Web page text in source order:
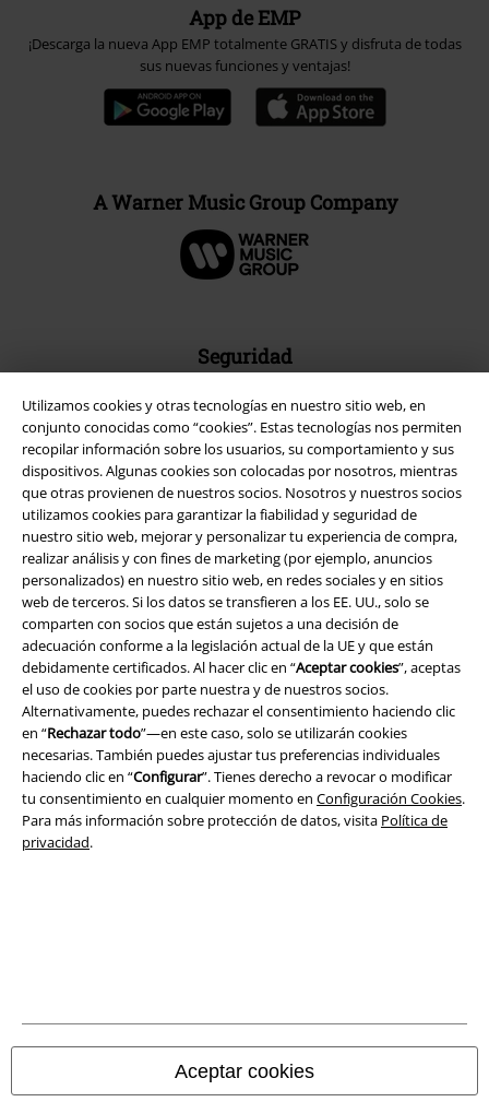
Utilizamos cookies y otras tecnologías en nuestro sitio web, en
conjunto conocidas como “cookies”. Estas tecnologías nos permiten
recopilar información sobre los usuarios, su comportamiento y sus
dispositivos. Algunas cookies son colocadas por nosotros, mientras
que otras provienen de nuestros socios. Nosotros y nuestros socios
utilizamos cookies para garantizar la fiabilidad y seguridad de
nuestro sitio web, mejorar y personalizar tu experiencia de compra,
realizar análisis y con fines de marketing (por ejemplo, anuncios
personalizados) en nuestro sitio web, en redes sociales y en sitios
web de terceros. Si los datos se transfieren a los EE. UU., solo se
comparten con socios que están sujetos a una decisión de
adecuación conforme a la legislación actual de la UE y que están
debidamente certificados. Al hacer clic en “Aceptar cookies”, aceptas
el uso de cookies por parte nuestra y de nuestros socios.
Alternativamente, puedes rechazar el consentimiento haciendo clic
en “Rechazar todo”—en este caso, solo se utilizarán cookies
necesarias. También puedes ajustar tus preferencias individuales
haciendo clic en “Configurar”. Tienes derecho a revocar o modificar
tu consentimiento en cualquier momento en Configuración Cookies.
Para más información sobre protección de datos, visita Política de
privacidad.
Aceptar cookies
App de EMP
¡Descarga la nueva App EMP totalmente GRATIS y disfruta de todas
sus nuevas funciones y ventajas!
A Warner Music Group Company
Seguridad
Legal
Términos y Condiciones
Aviso Legal
Ley protección de datos